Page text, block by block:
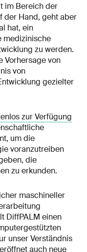
im Bereich der
der Hand, geht aber
hat, ein
medizinische
zu werden.
Vorhersage von
von
gezielter
zur Verfügung
um die
voranzutreiben
die
zu erkunden.
maschineller
DiffPALM einen
unser Verständnis
auch neue